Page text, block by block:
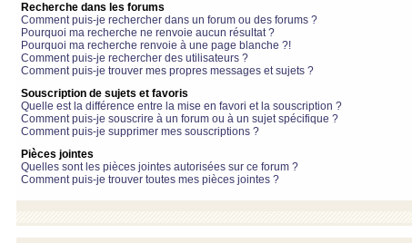
Recherche dans les forums
Comment puis-je rechercher dans un forum ou des forums ?
Pourquoi ma recherche ne renvoie aucun résultat ?
Pourquoi ma recherche renvoie à une page blanche ?!
Comment puis-je rechercher des utilisateurs ?
Comment puis-je trouver mes propres messages et sujets ?
Souscription de sujets et favoris
Quelle est la différence entre la mise en favori et la souscription ?
Comment puis-je souscrire à un forum ou à un sujet spécifique ?
Comment puis-je supprimer mes souscriptions ?
Pièces jointes
Quelles sont les pièces jointes autorisées sur ce forum ?
Comment puis-je trouver toutes mes pièces jointes ?